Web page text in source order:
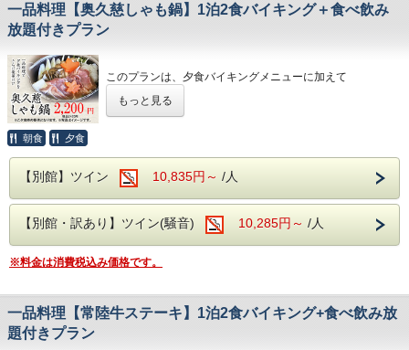
や映画のロケ地になっている
【旧上岡小学校】など名所も数多くございま
※近隣に、コンビニエンスストアがございま
す。
袋田の滝をはじめ、久慈川沿いの風光明媚な環境です。
近隣には日本三名瀑の【袋田の滝】や滝の裏側がのぞける
【月待の滝】、
ノスタルジックな佇まいから、数々のドラマや映画のロケ地
大浴場は【大子温泉】となり、
古くから美人の湯とされた肌を滑らかにする、
PH8.75ナトリウム-硫酸塩・塩化物温泉です！
夕食・朝食共に
和洋中の厳選した様々な料理を
さらに
一品料理【奥久慈しゃも鍋】1泊2食バイキング＋食べ飲み
放題付きプラン
このプランは、夕食バイキングメニューに加えて
た。
奥久慈を代表する地元グルメ、【奥久慈しゃも鍋】をご堪能
ラーなどとのかけ合わせがほとんどです。
飼育期間もほとんどが80日以内で、100日を超えるものは奥
久慈しゃもや比内地鶏など、数えるほどしかいません。しゃ
共に味が優れていることから、県養鶏試験場が改良し、奥久
肉質は低脂肪で歯ごたえ抜群、肉からの強いだしが出て、深
い味わいが特徴の地鶏です。
もっと見る
朝食 夕食
【別館】ツイン 10,835円～ /人
【別館・訳あり】ツイン(騒音) 10,285円～ /人
※料金は消費税込み価格です。
一品料理【常陸牛ステーキ】1泊2食バイキング+食べ飲み放
題付きプラン